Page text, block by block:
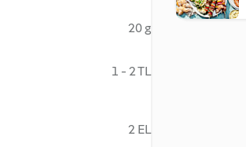
20 g
1 - 2 TL
2 EL